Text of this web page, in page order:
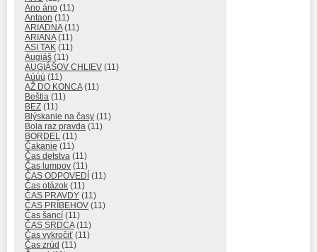
Ano áno (11)
Antaon (11)
ARIADNA(11)
ARIANA(11)
ASI TAK (11)
Augiáš (11)
AUGIÁŠOV CHLIEV (11)
Aúúú (11)
AŽ DO KONCA(11)
Beštia (11)
BEZ (11)
Blýskanie na časy (11)
Bola raz pravda (11)
BORDEL (11)
Čakanie (11)
Čas detstva (11)
Čas lumpov (11)
ČAS ODPOVEDÍ (11)
Čas otázok (11)
ČAS PRAVDY (11)
ČAS PRÍBEHOV (11)
Čas šancí (11)
ČAS SRDCA(11)
Čas vykročiť (11)
Čas zrúd (11)